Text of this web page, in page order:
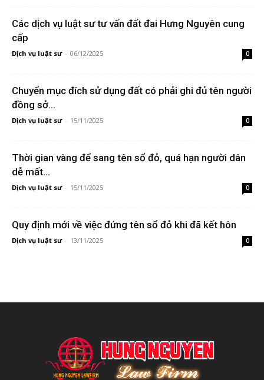
Các dịch vụ luật sư tư vấn đất đai Hưng Nguyên cung
cấp
Dịch vụ luật sư - 06/12/2025 0
Chuyển mục đích sử dụng đất có phải ghi đủ tên người
đồng sở...
Dịch vụ luật sư - 15/11/2025 0
Thời gian vàng để sang tên sổ đỏ, quá hạn người dân
dễ mất...
Dịch vụ luật sư - 15/11/2025 0
Quy định mới về việc đứng tên sổ đỏ khi đã kết hôn
Dịch vụ luật sư - 13/11/2025 0